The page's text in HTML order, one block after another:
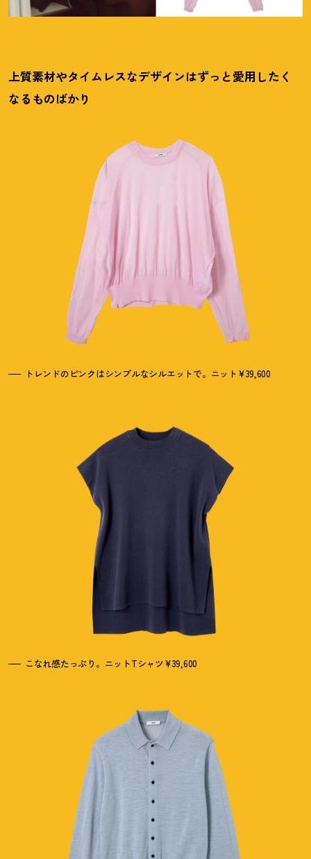
上質素材やタイムレスなデザインはずっと愛用したく
なるものばかり
トレンドのピンクはシンプルなシルエットで。ニット¥39,600
こなれ感たっぷり。ニットTシャツ¥39,600